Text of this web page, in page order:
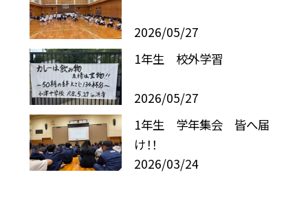
2026/05/27
1年生 校外学習
2026/05/27
1年生 学年集会 皆へ届
け！！
2026/03/24